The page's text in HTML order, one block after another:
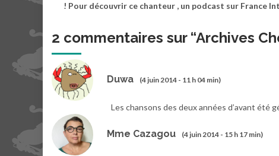
! Pour découvrir ce chanteur , un podcast sur
2 commentaires sur “Archives
Duwa (4 juin 2014 - 11 h 04 min)
Les chansons des deux années d’avant été
Mme Cazagou (4 juin 2014 - 15 h 17 min)